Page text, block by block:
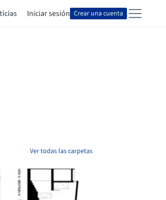
Iniciar sesión Crear una cuenta
Ver todas las carpetas